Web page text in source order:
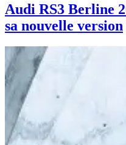
Audi RS3 Berline
sa nouvelle version